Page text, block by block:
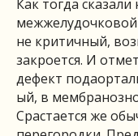
Как тогда
не критичный,
закроется. И
дефект
ый, в
Срастается же